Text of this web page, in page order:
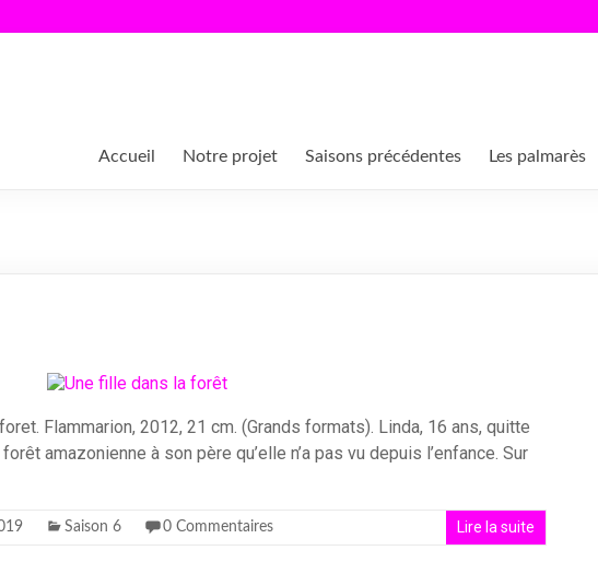
Accueil Notre projet Saisons précédentes Les palmarès
Flammarion, 2012, 21 cm. (Grands formats). Linda, 16 ans, quitte
amazonienne à son père qu’elle n’a pas vu depuis l’enfance. Sur
Saison 6 0 Commentaires Lire la suite